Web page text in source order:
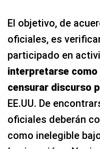
El objetivo, de
oficiales, es
participado en
interpretarse como
censurar discurso
EE.UU. De
oficiales deberán
como inelegible